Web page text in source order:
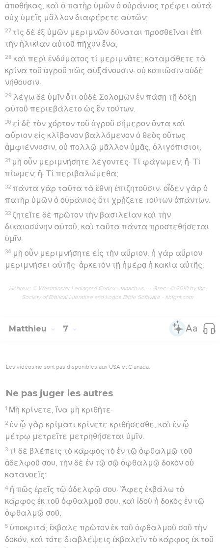
ἀποθήκας, καὶ ὁ πατὴρ ὑμῶν ὁ οὐράνιος τρέφει αὐτά·
οὐχ ὑμεῖς μᾶλλον διαφέρετε αὐτῶν;
27 τίς δὲ ἐξ ὑμῶν μεριμνῶν δύναται προσθεῖναι ἐπὶ
τὴν ἡλικίαν αὐτοῦ πῆχυν ἕνα;
28 καὶ περὶ ἐνδύματος τί μεριμνᾶτε; καταμάθετε τὰ
κρίνα τοῦ ἀγροῦ πῶς αὐξάνουσιν· οὐ κοπιῶσιν οὐδὲ
νήθουσιν·
29 λέγω δὲ ὑμῖν ὅτι οὐδὲ Σολομὼν ἐν πάσῃ τῇ δόξῃ
αὐτοῦ περιεβάλετο ὡς ἓν τούτων.
30 εἰ δὲ τὸν χόρτον τοῦ ἀγροῦ σήμερον ὄντα καὶ
αὔριον εἰς κλίβανον βαλλόμενον ὁ θεὸς οὕτως
ἀμφιέννυσιν, οὐ πολλῷ μᾶλλον ὑμᾶς, ὀλιγόπιστοι;
31 μὴ οὖν μεριμνήσητε λέγοντες· Τί φάγωμεν; ἤ· Τί
πίωμεν; ἤ· Τί περιβαλώμεθα;
32 πάντα γὰρ ταῦτα τὰ ἔθνη ἐπιζητοῦσιν· οἶδεν γὰρ ὁ
πατὴρ ὑμῶν ὁ οὐράνιος ὅτι χρῄζετε τούτων ἁπάντων.
33 ζητεῖτε δὲ πρῶτον τὴν βασιλείαν καὶ τὴν
δικαιοσύνην αὐτοῦ, καὶ ταῦτα πάντα προστεθήσεται
ὑμῖν.
34 μὴ οὖν μεριμνήσητε εἰς τὴν αὔριον, ἡ γὰρ αὔριον
μεριμνήσει αὑτῆς· ἀρκετὸν τῇ ἡμέρᾳ ἡ κακία αὐτῆς.
Hébreu : © Westminster Leningrad Codex - tanach.us --- Grec : © 2010 by the
Society of Biblical Literature and Logos Bible Software - sblgnt.com
Matthieu 7
Les vidéos ne sont pas disponibles aux USA et C anada.
Ne pas juger les autres
1 Μὴ κρίνετε, ἵνα μὴ κριθῆτε·
2 ἐν ᾧ γὰρ κρίματι κρίνετε κριθήσεσθε, καὶ ἐν ᾧ
μέτρῳ μετρεῖτε μετρηθήσεται ὑμῖν.
3 τί δὲ βλέπεις τὸ κάρφος τὸ ἐν τῷ ὀφθαλμῷ τοῦ
ἀδελφοῦ σου, τὴν δὲ ἐν τῷ σῷ ὀφθαλμῷ δοκὸν οὐ
κατανοεῖς;
4 ἢ πῶς ἐρεῖς τῷ ἀδελφῷ σου· Ἄφες ἐκβάλω τὸ
κάρφος ἐκ τοῦ ὀφθαλμοῦ σου, καὶ ἰδοὺ ἡ δοκὸς ἐν τῷ
ὀφθαλμῷ σοῦ;
5 ὑποκριτά, ἔκβαλε πρῶτον ἐκ τοῦ ὀφθαλμοῦ σοῦ τὴν
δοκόν, καὶ τότε διαβλέψεις ἐκβαλεῖν τὸ κάρφος ἐκ τοῦ